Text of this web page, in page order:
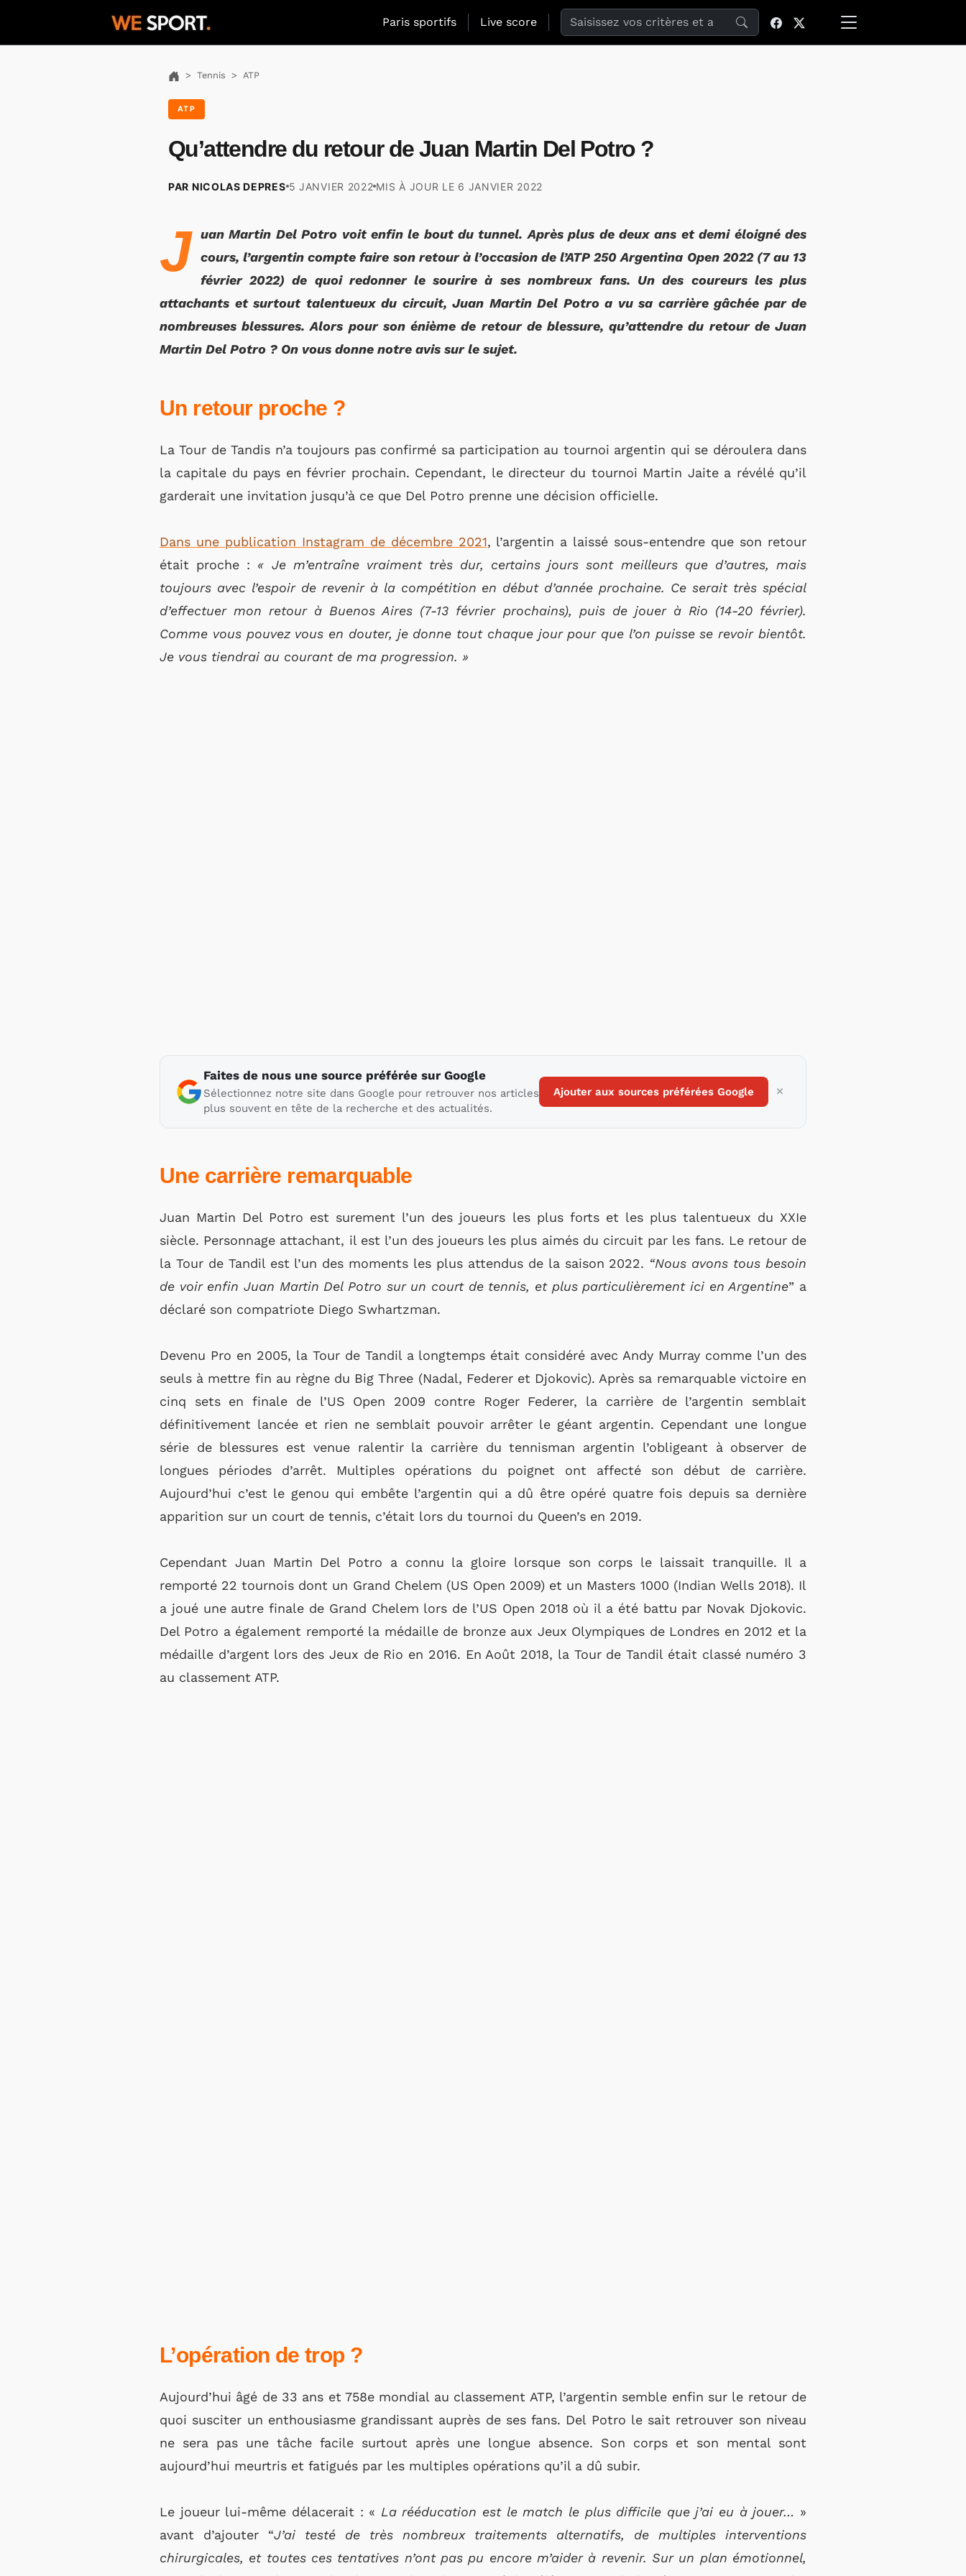
Paris sportifs Live score Search the website
Tennis ATP
ATP
Qu’attendre du retour de Juan Martin Del Potro ?
PAR NICOLAS DEPRES 5 JANVIER 2022 MIS À JOUR LE 6 JANVIER 2022
J uan Martin Del Potro voit enfin le bout du tunnel. Après plus de deux ans et demi éloigné des
cours, l’argentin compte faire son retour à l’occasion de l’ATP 250 Argentina Open 2022 (7 au 13
février 2022) de quoi redonner le sourire à ses nombreux fans. Un des coureurs les plus
attachants et surtout talentueux du circuit, Juan Martin Del Potro a vu sa carrière gâchée par de
nombreuses blessures. Alors pour son énième de retour de blessure, qu’attendre du retour de Juan
Martin Del Potro ? On vous donne notre avis sur le sujet.
Un retour proche ?
La Tour de Tandis n’a toujours pas confirmé sa participation au tournoi argentin qui se déroulera dans
la capitale du pays en février prochain. Cependant, le directeur du tournoi Martin Jaite a révélé qu’il
garderait une invitation jusqu’à ce que Del Potro prenne une décision officielle.
Dans une publication Instagram de décembre 2021, l’argentin a laissé sous-entendre que son retour
était proche : « Je m’entraîne vraiment très dur, certains jours sont meilleurs que d’autres, mais
toujours avec l’espoir de revenir à la compétition en début d’année prochaine. Ce serait très spécial
d’effectuer mon retour à Buenos Aires (7-13 février prochains), puis de jouer à Rio (14-20 février).
Comme vous pouvez vous en douter, je donne tout chaque jour pour que l’on puisse se revoir bientôt.
Je vous tiendrai au courant de ma progression. »
Faites de nous une source préférée sur Google
Sélectionnez notre site dans Google pour retrouver nos articles
plus souvent en tête de la recherche et des actualités.
Ajouter aux sources préférées Google
Une carrière remarquable
Juan Martin Del Potro est surement l’un des joueurs les plus forts et les plus talentueux du XXIe
siècle. Personnage attachant, il est l’un des joueurs les plus aimés du circuit par les fans. Le retour de
la Tour de Tandil est l’un des moments les plus attendus de la saison 2022. “Nous avons tous besoin
de voir enfin Juan Martin Del Potro sur un court de tennis, et plus particulièrement ici en Argentine” a
déclaré son compatriote Diego Swhartzman.
Devenu Pro en 2005, la Tour de Tandil a longtemps était considéré avec Andy Murray comme l’un des
seuls à mettre fin au règne du Big Three (Nadal, Federer et Djokovic). Après sa remarquable victoire en
cinq sets en finale de l’US Open 2009 contre Roger Federer, la carrière de l’argentin semblait
définitivement lancée et rien ne semblait pouvoir arrêter le géant argentin. Cependant une longue
série de blessures est venue ralentir la carrière du tennisman argentin l’obligeant à observer de
longues périodes d’arrêt. Multiples opérations du poignet ont affecté son début de carrière.
Aujourd’hui c’est le genou qui embête l’argentin qui a dû être opéré quatre fois depuis sa dernière
apparition sur un court de tennis, c’était lors du tournoi du Queen’s en 2019.
Cependant Juan Martin Del Potro a connu la gloire lorsque son corps le laissait tranquille. Il a
remporté 22 tournois dont un Grand Chelem (US Open 2009) et un Masters 1000 (Indian Wells 2018). Il
a joué une autre finale de Grand Chelem lors de l’US Open 2018 où il a été battu par Novak Djokovic.
Del Potro a également remporté la médaille de bronze aux Jeux Olympiques de Londres en 2012 et la
médaille d’argent lors des Jeux de Rio en 2016. En Août 2018, la Tour de Tandil était classé numéro 3
au classement ATP.
L’opération de trop ?
Aujourd’hui âgé de 33 ans et 758e mondial au classement ATP, l’argentin semble enfin sur le retour de
quoi susciter un enthousiasme grandissant auprès de ses fans. Del Potro le sait retrouver son niveau
ne sera pas une tâche facile surtout après une longue absence. Son corps et son mental sont
aujourd’hui meurtris et fatigués par les multiples opérations qu’il a dû subir.
Le joueur lui-même délacerait : « La rééducation est le match le plus difficile que j’ai eu à jouer… »
avant d’ajouter “J’ai testé de très nombreux traitements alternatifs, de multiples interventions
chirurgicales, et toutes ces tentatives n’ont pas pu encore m’aider à revenir. Sur un plan émotionnel,